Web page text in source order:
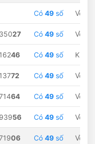
Có 49 số Về
35027 Có 49 số Về
16246 Có 49 số
13772 Có 49 số Về
64 Có 49 số Về
93956 Có 49 số Về
06 Có 49 số Về